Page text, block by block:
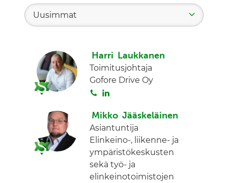
Uusimmat
Harri Laukkanen
Toimitusjohtaja
Gofore Drive Oy
S
i
t
a
n
k
e
d
I
n
Mikko Jääskeläinen
Asiantuntija
Elinkeino-, liikenne- ja
ympäristökeskusten
sekä työ- ja
elinkeinotoimistojen